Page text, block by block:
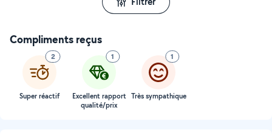
Compliments reçus
2
Super réactif
1
Excellent rapport
qualité/prix
1
Très sympathique